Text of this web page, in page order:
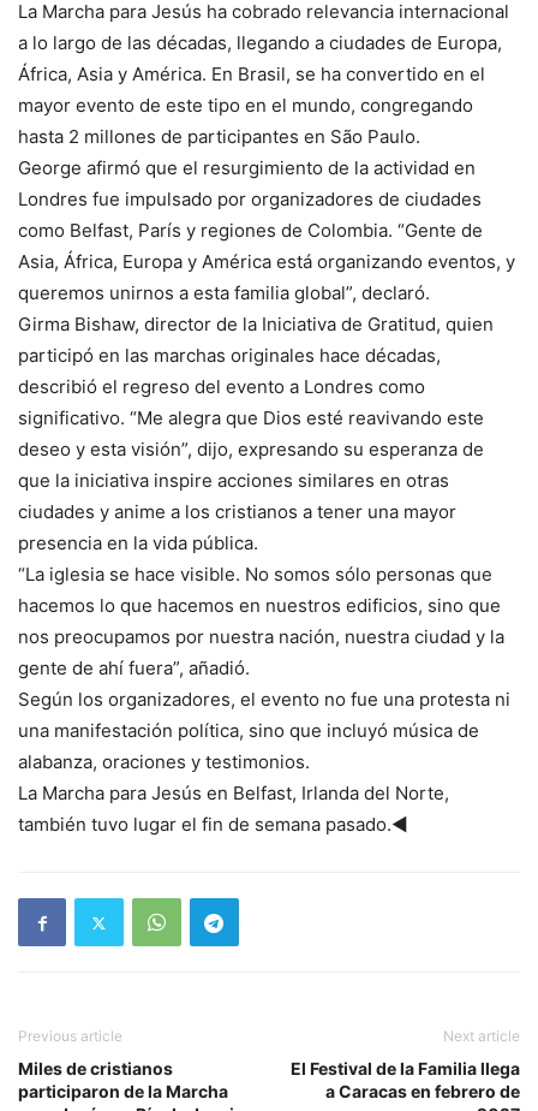
La Marcha para Jesús ha cobrado relevancia internacional
a lo largo de las décadas, llegando a ciudades de Europa,
África, Asia y América. En Brasil, se ha convertido en el
mayor evento de este tipo en el mundo, congregando
hasta 2 millones de participantes en São Paulo.
George afirmó que el resurgimiento de la actividad en
Londres fue impulsado por organizadores de ciudades
como Belfast, París y regiones de Colombia. “Gente de
Asia, África, Europa y América está organizando eventos, y
queremos unirnos a esta familia global”, declaró.
Girma Bishaw, director de la Iniciativa de Gratitud, quien
participó en las marchas originales hace décadas,
describió el regreso del evento a Londres como
significativo. “Me alegra que Dios esté reavivando este
deseo y esta visión”, dijo, expresando su esperanza de
que la iniciativa inspire acciones similares en otras
ciudades y anime a los cristianos a tener una mayor
presencia en la vida pública.
“La iglesia se hace visible. No somos sólo personas que
hacemos lo que hacemos en nuestros edificios, sino que
nos preocupamos por nuestra nación, nuestra ciudad y la
gente de ahí fuera”, añadió.
Según los organizadores, el evento no fue una protesta ni
una manifestación política, sino que incluyó música de
alabanza, oraciones y testimonios.
La Marcha para Jesús en Belfast, Irlanda del Norte,
también tuvo lugar el fin de semana pasado.◄
Previous article
Miles de cristianos
participaron de la Marcha
Next article
El Festival de la Familia llega
a Caracas en febrero de